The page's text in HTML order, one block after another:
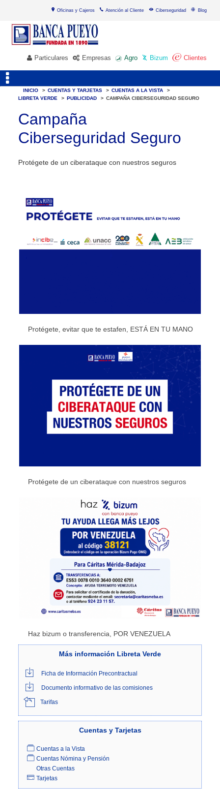
Oficinas y Cajeros Atención al Cliente Ciberseguridad Blog
Particulares Empresas Agro Bizum Clientes
INICIO > CUENTAS Y TARJETAS > CUENTAS A LA VISTA
>
LIBRETA VERDE
> PUBLICIDAD > CAMPAÑA CIBERSEGURIDAD SEGURO
Campaña
Ciberseguridad Seguro
Protégete de un ciberataque con nuestros seguros
Protégete, evitar que te estafen, ESTÁ EN TU MANO
Protégete de un ciberataque con nuestros seguros
Haz bizum o transferencia, POR VENEZUELA
Más información Libreta Verde
Ficha de Información Precontractual
Documento informativo de las comisiones
Tarifas
Cuentasy Tarjetas
Cuentas a la Vista
Cuentas Nómina y Pensión
Otras Cuentas
Tarjetas